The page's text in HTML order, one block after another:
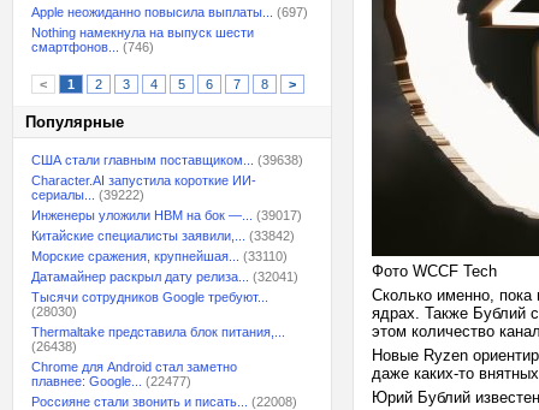
Apple неожиданно повысила выплаты...
(697)
Nothing намекнула на выпуск шести
смартфонов...
(746)
< 1 2 3 4 5 6 7 8 >
Популярные
США стали главным поставщиком...
(39638)
Character.AI запустила короткие ИИ-
сериалы...
(39222)
Инженеры уложили HBM на бок —...
(39017)
Китайские специалисты заявили,...
(33842)
Морские сражения, крупнейшая...
(33110)
Датамайнер раскрыл дату релиза...
(32041)
Тысячи сотрудников Google требуют...
(28030)
Thermaltake представила блок питания,...
(26438)
Chrome для Android стал заметно
плавнее: Google...
(22477)
Россияне стали звонить и писать...
(22008)
Фото WCCF Tech
Сколько именно,
ядрах. Также Бублий
этом количество
Новые Ryzen
даже каких-то
Юрий Бублий